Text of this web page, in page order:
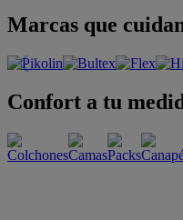
Marcas que
Confort a tu